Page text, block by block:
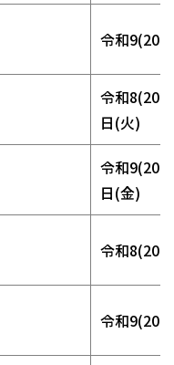
令和
令和
日(火)
令和
日(金)
令和
令和